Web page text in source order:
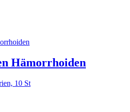
Hämorrhoiden
10 St